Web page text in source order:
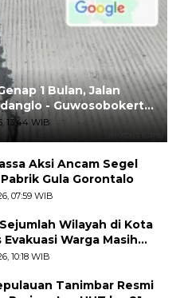
1 Bulan, Jalan
- Guwosobokerto
13:44 WIB
Aksi Ancam Segel
Gula Gorontalo
07:59 WIB
Wilayah di Kota
Warga Masih
10:18 WIB
Tanimbar Resmi